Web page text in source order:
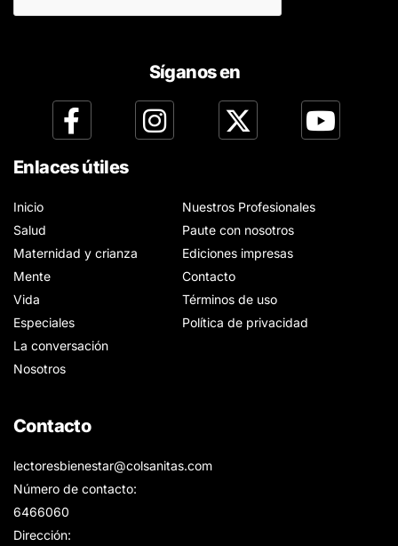
Síganos en
Enlaces útiles
Inicio
Salud
Maternidad y crianza
Mente
Vida
Especiales
La conversación
Nosotros
Nuestros Profesionales
Paute con nosotros
Ediciones impresas
Contacto
Términos de uso
Política de privacidad
Contacto
lectoresbienestar@colsanitas.com
Número de contacto:
6466060
Dirección: